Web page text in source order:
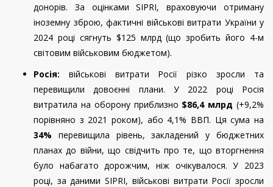
донорів. За оцінками SIPRI, враховуючи отриману
іноземну зброю, фактичні військові витрати України у
2024 році сягнуть $125 млрд (що зробить його 4-м
світовим військовим бюджетом).
Росія: військові витрати Росії різко зросли та
перевищили довоєнні плани. У 2022 році Росія
витратила на оборону приблизно $86,4 млрд (+9,2%
порівняно з 2021 роком), або 4,1% ВВП. Ця сума на
34% перевищила рівень, закладений у бюджетних
планах до війни, що свідчить про те, що вторгнення
було набагато дорожчим, ніж очікувалося. У 2023
році, за даними SIPRI, військові витрати Росії зросли